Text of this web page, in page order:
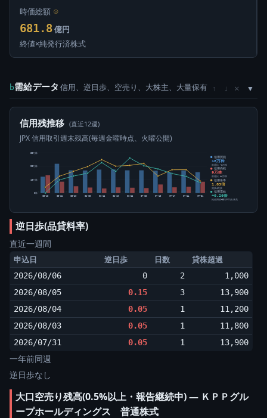
時価総額 ⊙
681.8 億円
終値×純発行済株式
b需給データ 信用、逆日歩、空売り、大株主、大量保有 ↑ ↓ ×
信用残推移 (直近12週)
JPX 信用取引週末残高(毎週金曜時点、火曜公開)
0株
10万株
20万株
30万株
05-15 05-22 05-29 06-05 06-12 06-19 06-26 07-03 07-10 07-17 07-24 07-31
信用買残
16万株
前週比 -1万株
信用売残
9万株
前週比 +4万株
信用倍率
1.83倍
買残÷売残
信用需給
+0.26倍
純信用残÷5日平均出来高
逆日歩(品貸料率)
直近一週間
申込日 逆日歩 日数 貸株超過
2026/08/06 0 2
1,000
2026/08/05
0.15 3
13,900
2026/08/04
0.05 1
11,200
2026/08/03
0.05 1
11,800
2026/07/31
0.05 1 13,900
一年前同週
逆日歩なし
大口空売り残高(0.5%以上・報告継続中) ― ＫＰＰグル
ープホールディングス 普通株式